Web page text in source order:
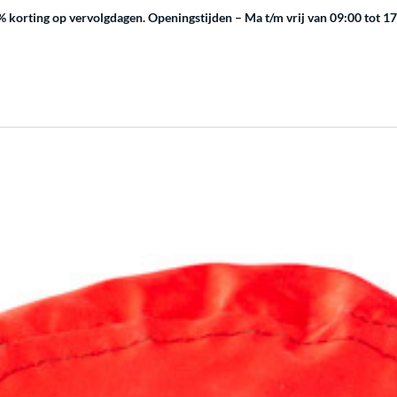
korting op vervolgdagen.Openingstijden – Ma t/m vrij van 09:00 tot